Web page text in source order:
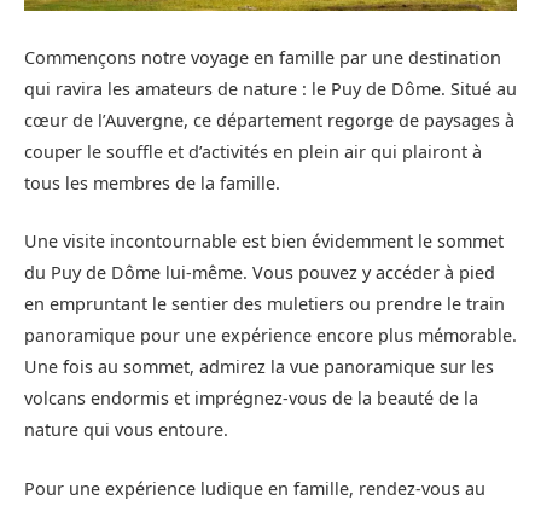
Commençons notre voyage en famille par une destination
qui ravira les amateurs de nature : le Puy de Dôme. Situé au
cœur de l’Auvergne, ce département regorge de paysages à
couper le souffle et d’activités en plein air qui plairont à
tous les membres de la famille.
Une visite incontournable est bien évidemment le sommet
du Puy de Dôme lui-même. Vous pouvez y accéder à pied
en empruntant le sentier des muletiers ou prendre le train
panoramique pour une expérience encore plus mémorable.
Une fois au sommet, admirez la vue panoramique sur les
volcans endormis et imprégnez-vous de la beauté de la
nature qui vous entoure.
Pour une expérience ludique en famille, rendez-vous au